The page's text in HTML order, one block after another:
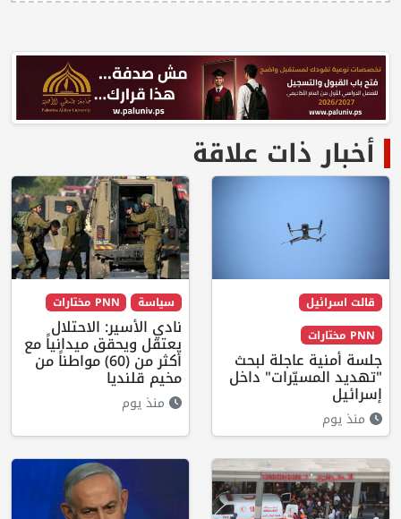
أخبار ذات علاقة
قالت اسرائيل
PNN مختارات
جلسة أمنية عاجلة لبحث
"تهديد المسيّرات" داخل
إسرائيل
منذ يوم
سياسة PNN مختارات
نادي الأسير: الاحتلال
يعتقل ويحقق ميدانياً مع
أكثر من (60) مواطناً من
مخيم قلنديا
منذ يوم